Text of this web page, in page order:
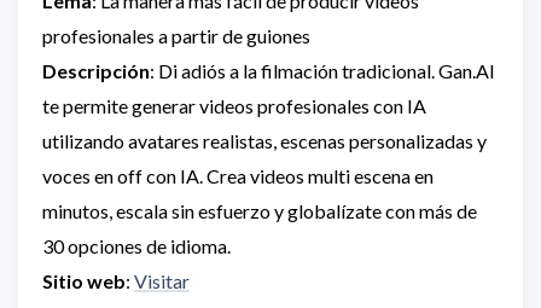
profesionales a partir de guiones
Descripción: Di adiós a la filmación tradicional. Gan.AI
te permite generar videos profesionales con IA
utilizando avatares realistas, escenas personalizadas y
voces en off con IA. Crea videos multi escena en
minutos, escala sin esfuerzo y globalízate con más de
30 opciones de idioma.
Sitio web: Visitar